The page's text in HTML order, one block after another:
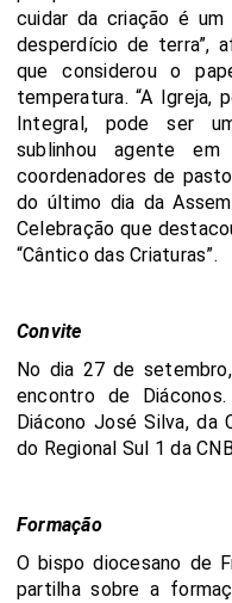
cuidar da criação é
desperdício de terra”,
que considerou o
temperatura. “A Igreja,
Integral, pode ser
sublinhou agente
coordenadores de
do último dia da
Celebração que
“Cântico das Criaturas”.
Convite
No dia 27 de
encontro de
Diácono José Silva, da
do Regional Sul 1 da
Formação
O bispo diocesano de
partilha sobre a